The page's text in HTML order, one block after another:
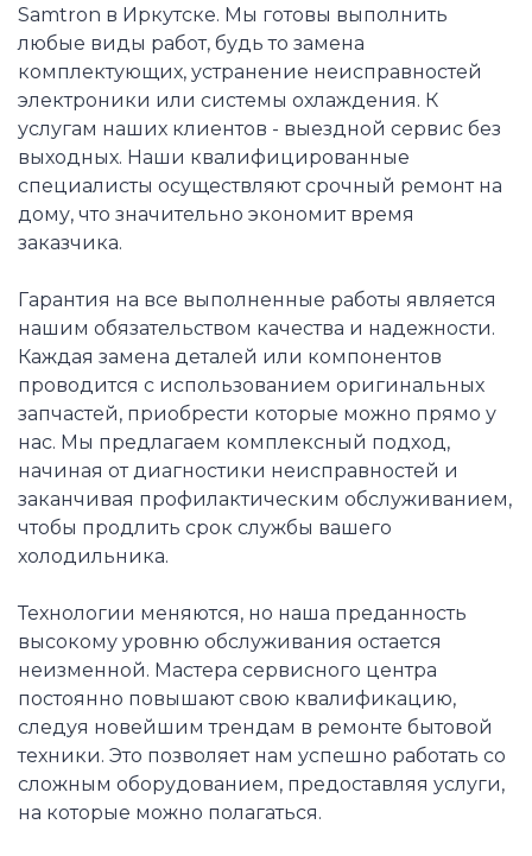
Samtron в Иркутске. Мы готовы выполнить
любые виды работ, будь то замена
комплектующих, устранение неисправностей
электроники или системы охлаждения. К
услугам наших клиентов - выездной сервис без
выходных. Наши квалифицированные
специалисты осуществляют срочный ремонт на
дому, что значительно экономит время
заказчика.
Гарантия на все выполненные работы является
нашим обязательством качества и надежности.
Каждая замена деталей или компонентов
проводится с использованием оригинальных
запчастей, приобрести которые можно прямо у
нас. Мы предлагаем комплексный подход,
начиная от диагностики неисправностей и
заканчивая профилактическим обслуживанием,
чтобы продлить срок службы вашего
холодильника.
Технологии меняются, но наша преданность
высокому уровню обслуживания остается
неизменной. Мастера сервисного центра
постоянно повышают свою квалификацию,
следуя новейшим трендам в ремонте бытовой
техники. Это позволяет нам успешно работать со
сложным оборудованием, предоставляя услуги,
на которые можно полагаться.